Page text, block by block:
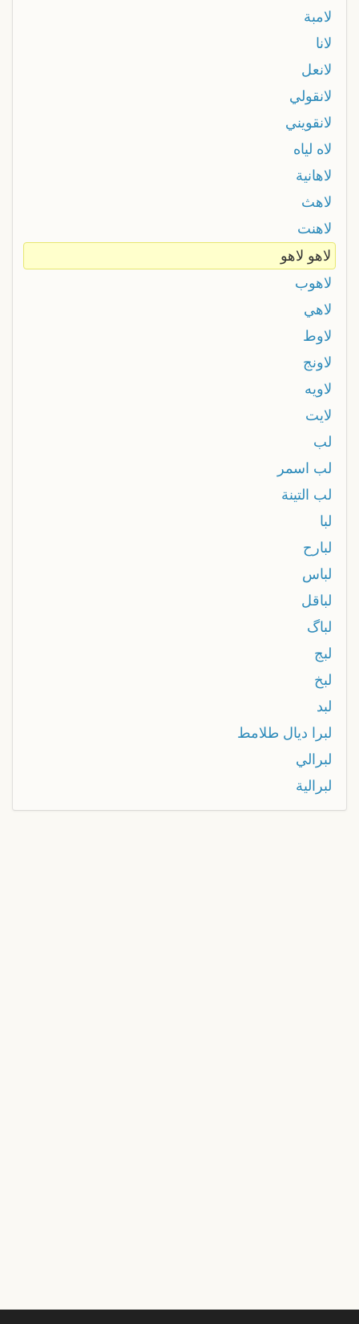
لامبة
لانا
لانعل
لانقولي
لانقويني
لاه لياه
لاهانية
لاهث
لاهنت
لاهو لاهو
لاهوب
لاهي
لاوط
لاونج
لاويه
لايت
لب
لب اسمر
لب التينة
لبا
لبارح
لباس
لباقل
لباگ
لبج
لبخ
لبد
لبرا ديال طلامط
لبرالي
لبرالية